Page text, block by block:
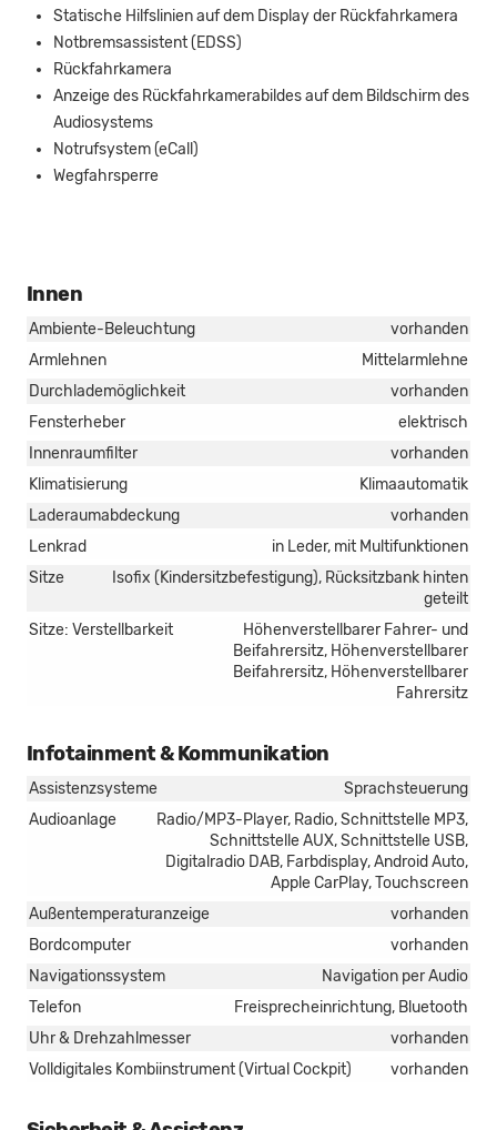
Statische Hilfslinien auf dem Display der Rückfahrkamera
Notbremsassistent (EDSS)
Rückfahrkamera
Anzeige des Rückfahrkamerabildes auf dem Bildschirm des
Audiosystems
Notrufsystem (eCall)
Wegfahrsperre
Innen
Ambiente-Beleuchtung
vorhanden
Armlehnen
Mittelarmlehne
Durchlademöglichkeit
vorhanden
Fensterheber
elektrisch
Innenraumfilter
vorhanden
Klimatisierung
Klimaautomatik
Laderaumabdeckung
vorhanden
Lenkrad
in Leder, mit Multifunktionen
Sitze
Isofix (Kindersitzbefestigung), Rücksitzbank hinten
geteilt
Sitze: Verstellbarkeit
Höhenverstellbarer Fahrer- und
Beifahrersitz, Höhenverstellbarer
Beifahrersitz, Höhenverstellbarer
Fahrersitz
Infotainment & Kommunikation
Assistenzsysteme
Sprachsteuerung
Audioanlage
Radio/MP3-Player, Radio, Schnittstelle MP3,
Schnittstelle AUX, Schnittstelle USB,
Digitalradio DAB, Farbdisplay, Android Auto,
Apple CarPlay, Touchscreen
Außentemperaturanzeige
vorhanden
Bordcomputer
vorhanden
Navigationssystem
Navigation per Audio
Telefon
Freisprecheinrichtung, Bluetooth
Uhr & Drehzahlmesser
vorhanden
Volldigitales Kombiinstrument (Virtual Cockpit)
vorhanden